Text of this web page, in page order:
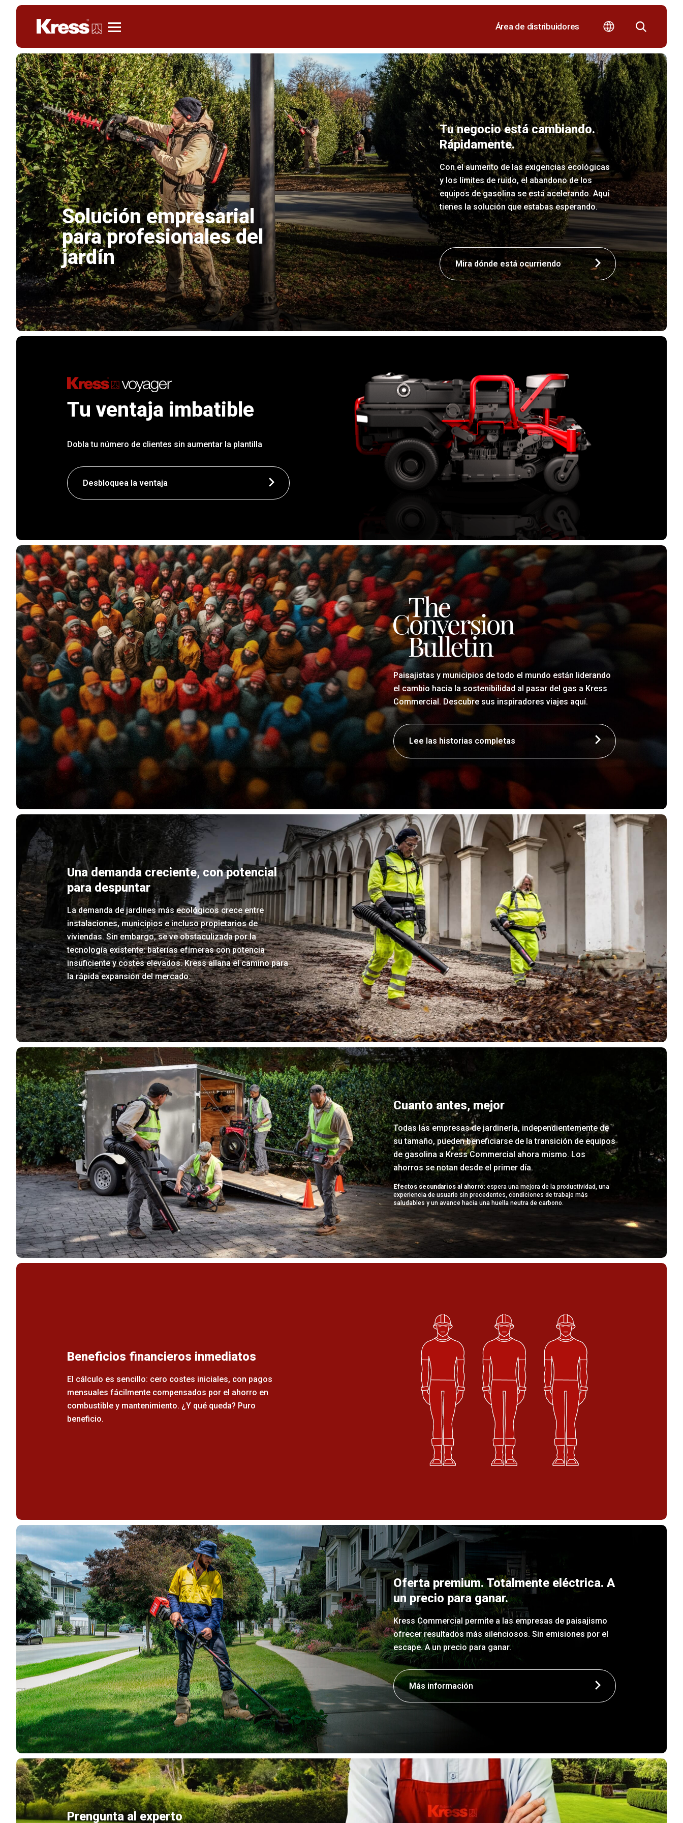
Área de distribuidores
Solución empresarial
para profesionales del
jardín
Tu negocio está cambiando.
Rápidamente.
Con el aumento de las exigencias ecológicas
y los límites de ruido, el abandono de los
equipos de gasolina se está acelerando. Aquí
tienes la solución que estabas esperando.
Mira dónde está ocurriendo
Tu ventaja imbatible
Dobla tu número de clientes sin aumentar la plantilla
Desbloquea la ventaja
Paisajistas y municipios de todo el mundo están liderando
el cambio hacia la sostenibilidad al pasar del gas a Kress
Commercial. Descubre sus inspiradores viajes aquí.
Lee las historias completas
Una demanda creciente, con potencial
para despuntar
La demanda de jardines más ecológicos crece entre
instalaciones, municipios e incluso propietarios de
viviendas. Sin embargo, se ve obstaculizada por la
tecnología existente: baterías efímeras con potencia
insuficiente y costes elevados. Kress allana el camino para
la rápida expansión del mercado.
Cuanto antes, mejor
Todas las empresas de jardinería, independientemente de
su tamaño, pueden beneficiarse de la transición de equipos
de gasolina a Kress Commercial ahora mismo. Los
ahorros se notan desde el primer día.
Efectos secundarios al ahorro: espera una mejora de la productividad, una
experiencia de usuario sin precedentes, condiciones de trabajo más
saludables y un avance hacia una huella neutra de carbono.
Beneficios financieros inmediatos
El cálculo es sencillo: cero costes iniciales, con pagos
mensuales fácilmente compensados por el ahorro en
combustible y mantenimiento. ¿Y qué queda? Puro
beneficio.
Oferta premium. Totalmente eléctrica. A
un precio para ganar.
Kress Commercial permite a las empresas de paisajismo
ofrecer resultados más silenciosos. Sin emisiones por el
escape. A un precio para ganar.
Más información
Prengunta al experto